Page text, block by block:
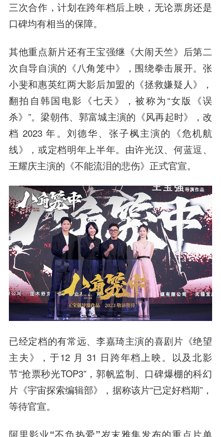
三次合作，计划在跨年档后上映，无论票房还是
口碑均有相当的保障。
其他重点新片还有王宝强继《大闹天竺》后第二
次自导自演的《八角笼中》
，围绕拳击展开。张
小斐和惠英红两大影后加盟的《拯救嫌疑人》
，
翻拍自韩国电影《七天》，被称为“女版《误
杀》”。梁朝伟、郭富城主演的《风再起时》，改
档 2023 年。刘德华、张子枫主演的《危机航
线》，或定档明年上半年。由许光汉、何蓝逗、
王耀庆主演的《不能流泪的悲伤》正式官宣。
已经定档的有常远、李嘉琦主演的喜剧片《绝望
主夫》，于12 月 31 日跨年档上映。以及北影
节“抢票秒光TOP3”，郭帆监制、口碑爆棚的科幻
片《宇宙探索编辑部》，据称该片“已定好档期”，
等待官宣。